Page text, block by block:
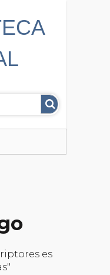
es